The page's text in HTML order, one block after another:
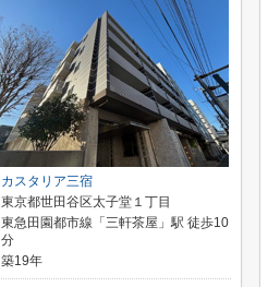
カスタリア三宿
東京都世田谷区太子堂１丁目
東急田園都市線「三軒茶屋」駅 徒歩10
分
築19年